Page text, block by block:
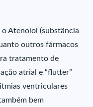
Atenolol (substância
outros fármacos
tratamento de
atrial e “flutter”
ventriculares
bem